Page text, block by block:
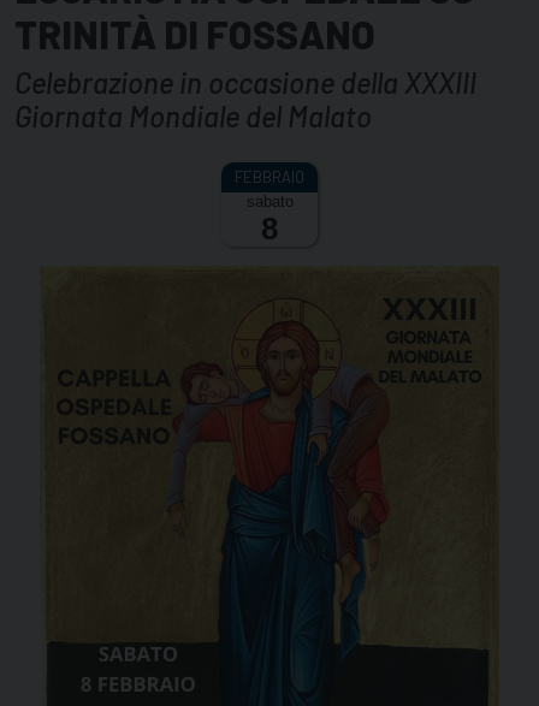
TRINITÀ DI FOSSANO
Celebrazione in occasione della XXXIII
Giornata Mondiale del Malato
sabato
8